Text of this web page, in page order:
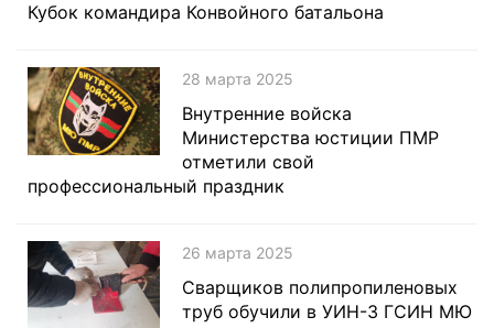
Кубок командира Конвойного батальона
28 марта 2025
Внутренние войска
Министерства юстиции ПМР
отметили свой
профессиональный праздник
26 марта 2025
Сварщиков полипропиленовых
труб обучили в УИН-3 ГСИН МЮ